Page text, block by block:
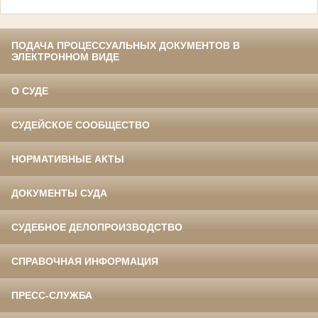
ПОДАЧА ПРОЦЕССУАЛЬНЫХ ДОКУМЕНТОВ В
ЭЛЕКТРОННОМ ВИДЕ
О СУДЕ
СУДЕЙСКОЕ СООБЩЕСТВО
НОРМАТИВНЫЕ АКТЫ
ДОКУМЕНТЫ СУДА
СУДЕБНОЕ ДЕЛОПРОИЗВОДСТВО
СПРАВОЧНАЯ ИНФОРМАЦИЯ
ПРЕСС-СЛУЖБА